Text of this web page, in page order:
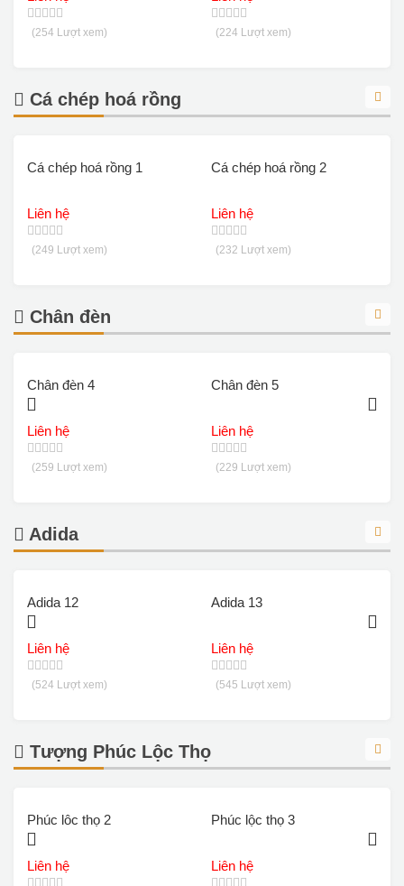
(254 Lượt xem) (224 Lượt xem)
Cá chép hoá rồng
Cá chép hoá rồng 1
Liên hệ
(249 Lượt xem)
Cá chép hoá rồng 2
Liên hệ
(232 Lượt xem)
Chân đèn
Chân đèn 4
Liên hệ
(259 Lượt xem)
Chân đèn 5
Liên hệ
(229 Lượt xem)
Adida
Adida 12
Liên hệ
(524 Lượt xem)
Adida 13
Liên hệ
(545 Lượt xem)
Tượng Phúc Lộc Thọ
Phúc lôc thọ 2
Liên hệ
Phúc lộc thọ 3
Liên hệ